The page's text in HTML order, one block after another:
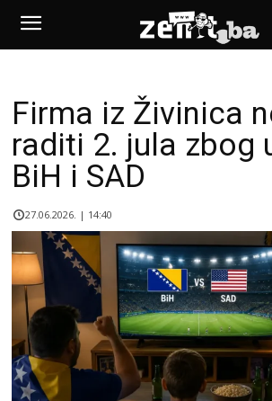
Firma iz Živinica
raditi 2. jula zbog
BiH i SAD
27.06.2026. | 14:40